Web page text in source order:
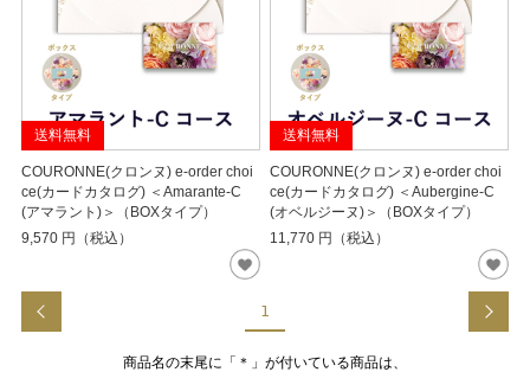
送料無料
COURONNE(クロンヌ) e-order choi
ce(カードカタログ) ＜Amarante-C
(アマラント)＞（BOXタイプ）
9,570 円（税込）
送料無料
COURONNE(クロンヌ) e-order choi
ce(カードカタログ) ＜Aubergine-C
(オベルジーヌ)＞（BOXタイプ）
11,770 円（税込）
1
商品名の末尾に「＊」が付いている商品は、